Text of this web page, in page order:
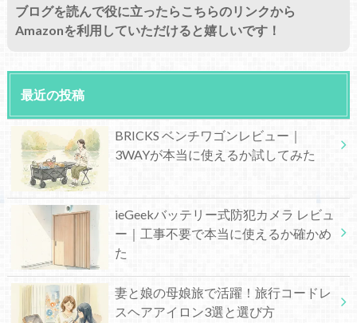
ブログを読んで役に立ったらこちらのリンクから
Amazonを利用していただけると嬉しいです！
最近の投稿
BRICKS ベンチワゴンレビュー｜
3WAYが本当に使えるか試してみた
ieGeekバッテリー式防犯カメラ レビュ
ー｜工事不要で本当に使えるか確かめ
た
妻と娘の母娘旅で活躍！旅行コードレ
スヘアアイロン3選と選び方